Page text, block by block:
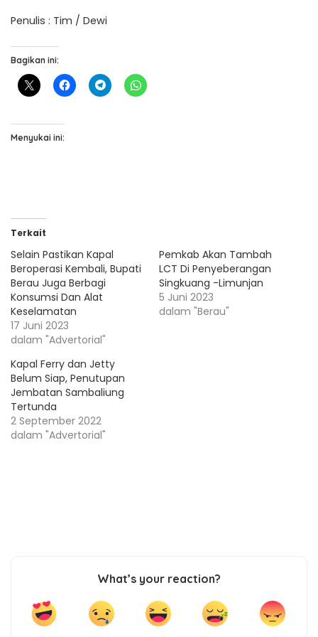
Penulis : Tim / Dewi
Bagikan ini:
Menyukai ini:
Terkait
Selain Pastikan Kapal
Beroperasi Kembali, Bupati
Berau Juga Berbagi
Konsumsi Dan Alat
Keselamatan
17 Juni 2023
dalam "Advertorial"
Pemkab Akan Tambah
LCT Di Penyeberangan
Singkuang -Limunjan
5 Juni 2023
dalam "Berau"
Kapal Ferry dan Jetty
Belum Siap, Penutupan
Jembatan Sambaliung
Tertunda
2 September 2022
dalam "Advertorial"
What’s your reaction?